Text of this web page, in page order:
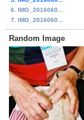
6. IMG_2016060...
7. IMG_2016060...
Random Image